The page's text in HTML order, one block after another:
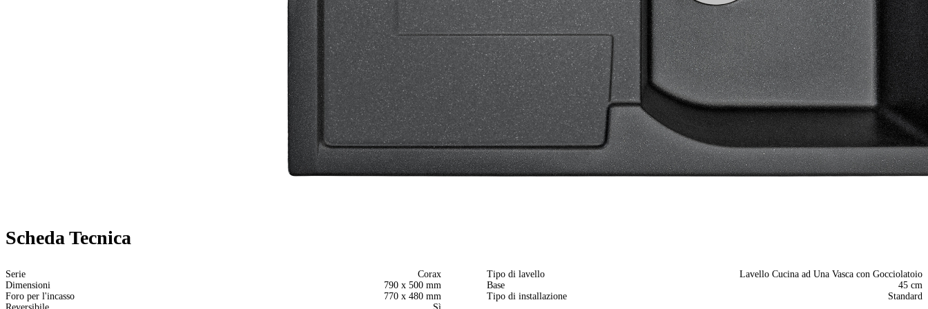
Scheda Tecnica
Serie Corax Tipo di lavello
Lavello Cucina ad Una Vasca con Gocciolatoio
Dimensioni
790 x 500 mm Base
45 cm
Foro per l'incasso
770 x 480 mm Tipo di installazione
Standard